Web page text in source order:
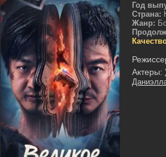
Год
Страна:
Жанр:
Актеры: